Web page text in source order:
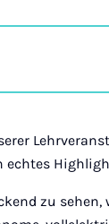
echtes
zu